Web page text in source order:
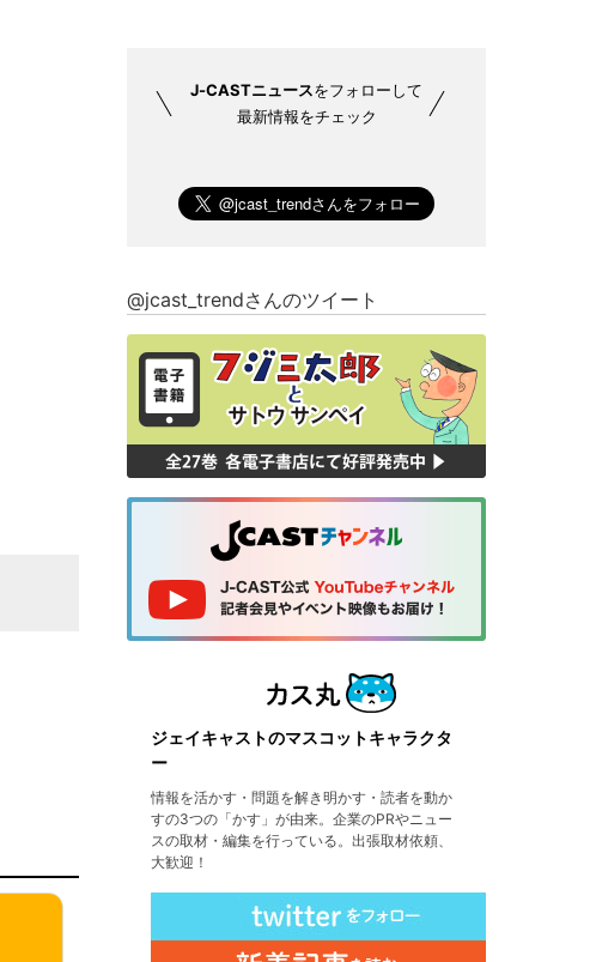
J-CASTニュースをフォローして
最新情報をチェック
@jcast_trendさんのツイート
ジェイキャストのマスコットキャラクタ
ー
情報を活かす・問題を解き明かす・読者を動か
すの3つの「かす」が由来。企業のPRやニュー
スの取材・編集を行っている。出張取材依頼、
大歓迎！